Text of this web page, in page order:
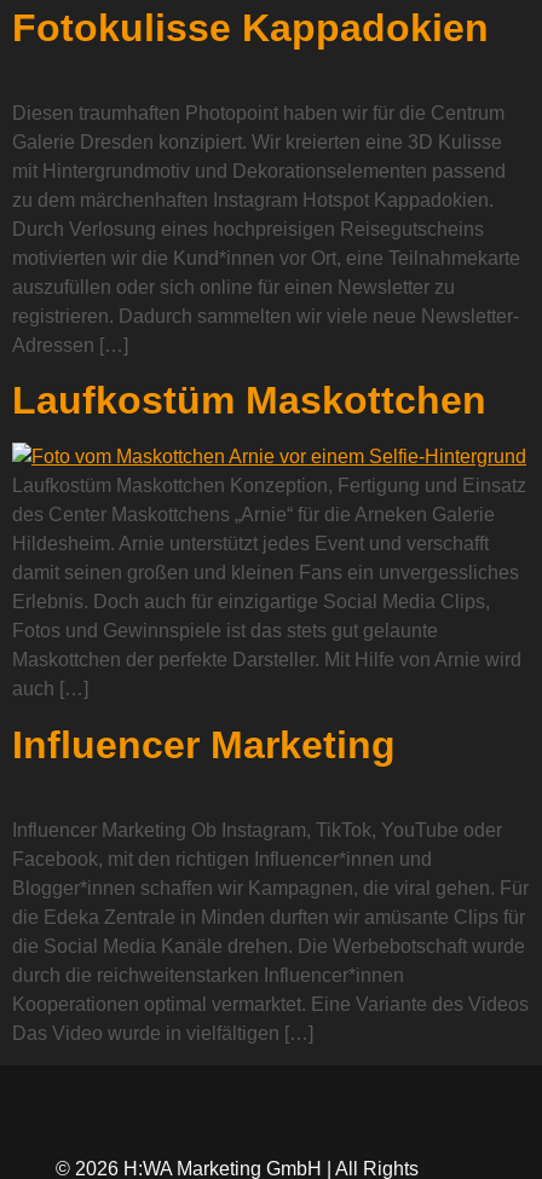
Fotokulisse Kappadokien
Diesen traumhaften Photopoint haben wir für die Centrum
Galerie Dresden konzipiert. Wir kreierten eine 3D Kulisse
mit Hintergrundmotiv und Dekorationselementen passend
zu dem märchenhaften Instagram Hotspot Kappadokien.
Durch Verlosung eines hochpreisigen Reisegutscheins
motivierten wir die Kund*innen vor Ort, eine Teilnahmekarte
auszufüllen oder sich online für einen Newsletter zu
registrieren. Dadurch sammelten wir viele neue Newsletter-
Adressen […]
Laufkostüm Maskottchen
Laufkostüm Maskottchen Konzeption, Fertigung und Einsatz
des Center Maskottchens „Arnie“ für die Arneken Galerie
Hildesheim. Arnie unterstützt jedes Event und verschafft
damit seinen großen und kleinen Fans ein unvergessliches
Erlebnis. Doch auch für einzigartige Social Media Clips,
Fotos und Gewinnspiele ist das stets gut gelaunte
Maskottchen der perfekte Darsteller. Mit Hilfe von Arnie wird
auch […]
Influencer Marketing
Influencer Marketing Ob Instagram, TikTok, YouTube oder
Facebook, mit den richtigen Influencer*innen und
Blogger*innen schaffen wir Kampagnen, die viral gehen. Für
die Edeka Zentrale in Minden durften wir amüsante Clips für
die Social Media Kanäle drehen. Die Werbebotschaft wurde
durch die reichweitenstarken Influencer*innen
Kooperationen optimal vermarktet. Eine Variante des Videos
Das Video wurde in vielfältigen […]
© 2026 H:WA Marketing GmbH | All Rights